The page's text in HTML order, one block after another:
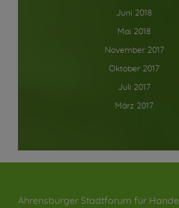
Juni 2018
Mai 2018
November 2017
Oktober 2017
Juli 2017
März 2017
Ahrensburger Stadtforum für Handel,